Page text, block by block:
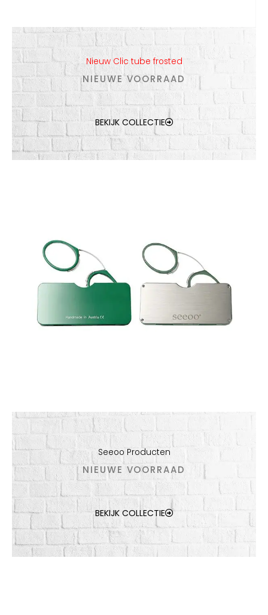
Nieuw Clic tube frosted
NIEUWE VOORRAAD
BEKIJK COLLECTIE
Seeoo Producten
NIEUWE VOORRAAD
BEKIJK COLLECTIE